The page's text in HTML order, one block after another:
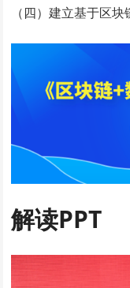
（四）建立基于区
解读PPT